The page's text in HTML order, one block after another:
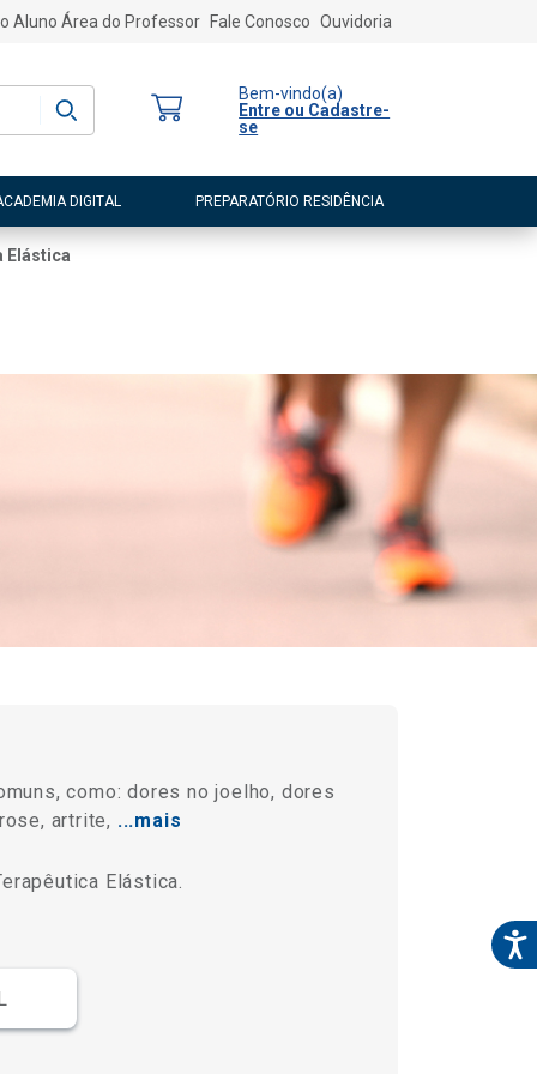
Aluno Área do Professor Fale Conosco Ouvidoria
Bem-vindo(a)
Entre ou Cadastre-
se
DIGITAL PREPARATÓRIO RESIDÊNCIA
Elástica
como: dores no joelho, dores
artrite, ...mais
Elástica.